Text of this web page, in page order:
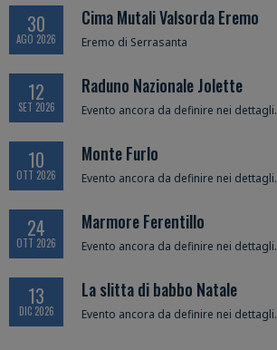
Cima Mutali Valsorda Eremo
30
AGO 2026 Eremo di Serrasanta
Raduno Nazionale Jolette
12
SET 2026 Evento ancora da definire nei dettagli.
Monte Furlo
10
OTT 2026 Evento ancora da definire nei dettagli.
Marmore Ferentillo
24
OTT 2026 Evento ancora da definire nei dettagli.
La slitta di babbo Natale
13
DIC 2026 Evento ancora da definire nei dettagli.